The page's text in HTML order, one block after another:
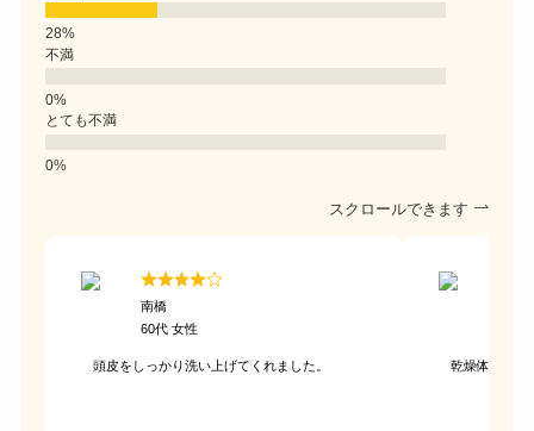
不満
とても不満
スクロールできます
南橋
60代 女性
頭皮をしっかり洗い上げてくれました。 乾燥体質なの